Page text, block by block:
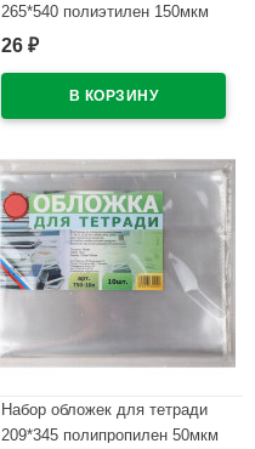
265*540 полиэтилен 150мкм
универсальная ПЕТЕРСОН М
26 ₽
Набор обложек для тетради
209*345 полипропилен 50мкм